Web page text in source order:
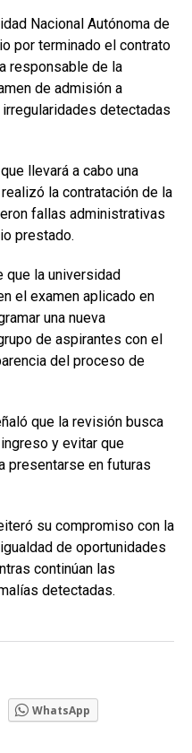
Nacional Autónoma de
por terminado el contrato
responsable de la
de admisión a
detectadas
llevará a cabo una
la contratación de la
fallas administrativas
prestado.
que la universidad
el examen aplicado en
una nueva
de aspirantes con el
del proceso de
que la revisión busca
y evitar que
presentarse en futuras
su compromiso con la
de oportunidades
continúan las
detectadas.
WhatsApp